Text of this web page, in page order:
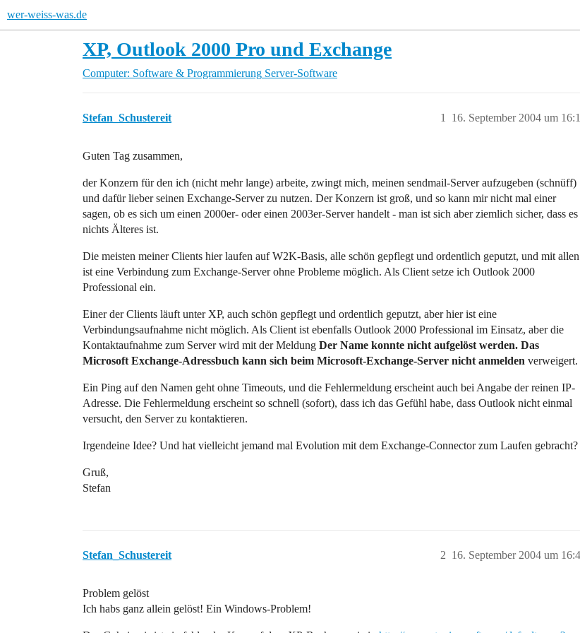
wer-weiss-was.de
XP, Outlook 2000 Pro und Exchange
Computer: Software & Programmierung Server-Software
Stefan_Schustereit 16. September 2004 um
1
Guten Tag zusammen,
der Konzern für den ich (nicht mehr lange) arbeite, zwingt mich, meinen sendmail-Server aufzugeben (schnüff)
und dafür lieber seinen Exchange-Server zu nutzen. Der Konzern ist groß, und so kann mir nicht mal einer
sagen, ob es sich um einen 2000er- oder einen 2003er-Server handelt - man ist sich aber ziemlich sicher, dass es
nichts Älteres ist.
Die meisten meiner Clients hier laufen auf W2K-Basis, alle schön gepflegt und ordentlich geputzt, und mit allen
ist eine Verbindung zum Exchange-Server ohne Probleme möglich. Als Client setze ich Outlook 2000
Professional ein.
Einer der Clients läuft unter XP, auch schön gepflegt und ordentlich geputzt, aber hier ist eine
Verbindungsaufnahme nicht möglich. Als Client ist ebenfalls Outlook 2000 Professional im Einsatz, aber die
Kontaktaufnahme zum Server wird mit der Meldung Der Name konnte nicht aufgelöst werden. Das
Microsoft Exchange-Adressbuch kann sich beim Microsoft-Exchange-Server nicht anmelden verweigert.
Ein Ping auf den Namen geht ohne Timeouts, und die Fehlermeldung erscheint auch bei Angabe der reinen IP-
Adresse. Die Fehlermeldung erscheint so schnell (sofort), dass ich das Gefühl habe, dass Outlook nicht einmal
versucht, den Server zu kontaktieren.
Irgendeine Idee? Und hat vielleicht jemand mal Evolution mit dem Exchange-Connector zum Laufen gebracht?
Gruß,
Stefan
Stefan_Schustereit 16. September 2004 um
2
Problem gelöst
Ich habs ganz allein gelöst! Ein Windows-Problem!